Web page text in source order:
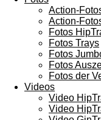
Action-
Action-
Fotos
Fotos Trays
Fotos
Fotos
Fotos der
Videos
Video
Video